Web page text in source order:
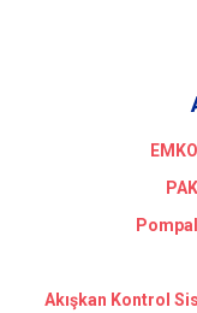
Akışkan Kontrol